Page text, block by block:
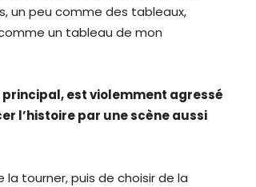
un peu comme des tableaux,
un tableau de mon
est violemment agressé
l’histoire par une scène aussi
la tourner, puis de choisir de la